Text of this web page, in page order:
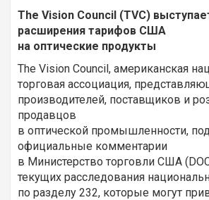
The Vision Council (TVC)
расширения тарифов США
на оптические продукты
The Vision Council, американская
торговая ассоциация,
производителей, поставщиков и
продавцов
в оптической промышленности,
официальные комментарии
в Министерство торговли США
текущих расследования
по разделу 232, которые могут